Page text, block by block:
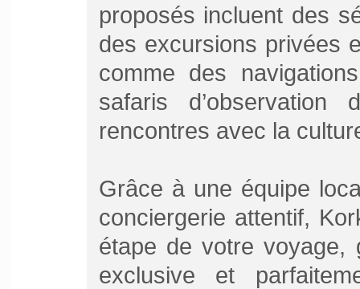
proposés incluent des
des excursions privées
comme des
safaris
rencontres avec la
Grâce à une équipe
conciergerie attentif,
étape de votre voyage,
exclusive et